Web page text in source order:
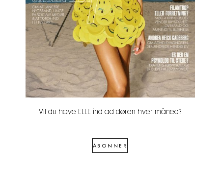
Vil du have ELLE ind ad døren hver måned?
ABONNER